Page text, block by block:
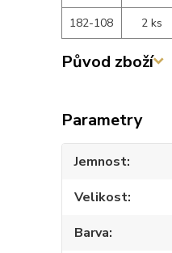
182-108
2 ks
Původ zboží
Parametry
Jemnost
Velikost
Barva